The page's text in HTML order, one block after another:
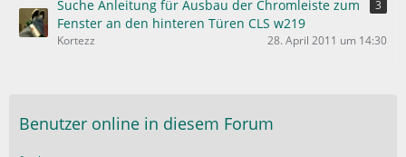
Suche Anleitung für Ausbau der Chromleiste zum
Fenster an den hinteren Türen CLS w219
3
Kortezz 28. April 2011 um 14:30
Benutzer online in diesem Forum